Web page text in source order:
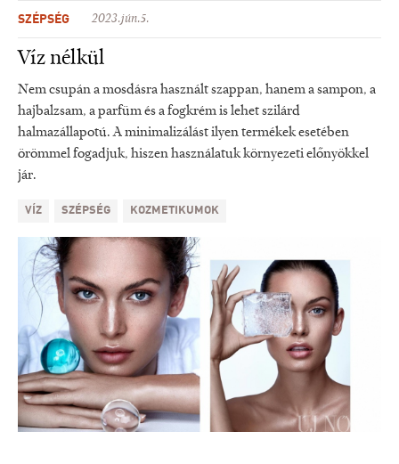
SZÉPSÉG 2023.jún.5.
Víz nélkül
Nem csupán a mosdásra használt szappan, hanem a sampon, a
hajbalzsam, a parfüm és a fogkrém is lehet szilárd
halmazállapotú. A minimalizálást ilyen termékek esetében
örömmel fogadjuk, hiszen használatuk környezeti előnyökkel
jár.
VÍZ SZÉPSÉG KOZMETIKUMOK